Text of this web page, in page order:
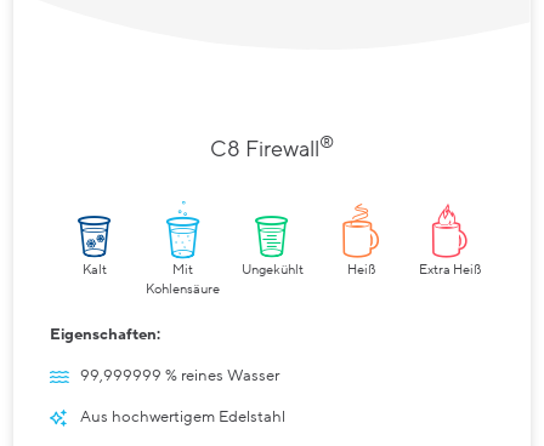
C8 Firewall®
Kalt
Mit
Kohlensäure
Ungekühlt Heiß Extra Heiß
Eigenschaften:
99,999999 % reines Wasser
Aus hochwertigem Edelstahl